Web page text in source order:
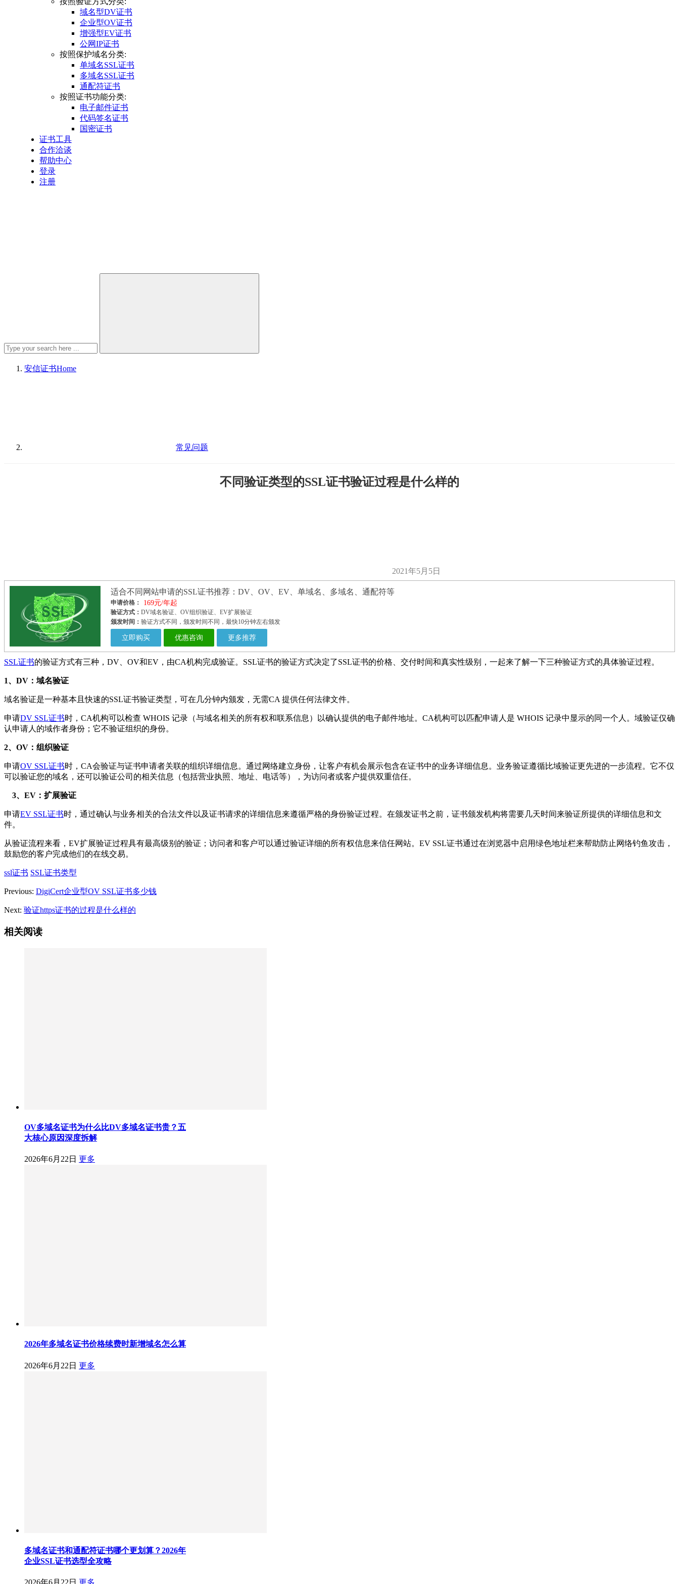
域名型DV证书
企业型OV证书
增强型EV证书
公网IP证书
按照保护域名分类:
单域名SSL证书
多域名SSL证书
通配符证书
按照证书功能分类:
电子邮件证书
代码签名证书
国密证书
证书工具
合作洽谈
帮助中心
登录
注册
安信证书Home
常见问题
不同验证类型的SSL证书验证过程是什么样的
2021年5月5日
适合不同网站申请的SSL证书推荐：DV、OV、EV、单域名、多域名、通配符等
申请价格： 169元/年起
验证方式： DV域名验证、OV组织验证、EV扩展验证
颁发时间： 验证方式不同，颁发时间不同，最快10分钟左右颁发
立即购买 优惠咨询 更多推荐
SSL证书的验证方式有三种，DV、OV和EV，由CA机构完成验证。SSL证书的验证方式决定了SSL证书的价格、交付时间和真实性级别，一起来了解一下三种验证方式的具体验证过程。
1、DV：域名验证
域名验证是一种基本且快速的SSL证书验证类型，可在几分钟内颁发，无需CA 提供任何法律文件。
申请DV SSL证书时，CA机构可以检查 WHOIS 记录（与域名相关的所有权和联系信息）以确认提供的电子邮件地址。CA机构可以匹配申请人是 WHOIS 记录中显示的同一个人。域验证仅确
认申请人的域作者身份；它不验证组织的身份。
2、OV：组织验证
申请OV SSL证书时，CA会验证与证书申请者关联的组织详细信息。通过网络建立身份，让客户有机会展示包含在证书中的业务详细信息。业务验证遵循比域验证更先进的一步流程。它不仅
可以验证您的域名，还可以验证公司的相关信息（包括营业执照、地址、电话等），为访问者或客户提供双重信任。
3、EV：扩展验证
申请EV SSL证书时，通过确认与业务相关的合法文件以及证书请求的详细信息来遵循严格的身份验证过程。在颁发证书之前，证书颁发机构将需要几天时间来验证所提供的详细信息和文
件。
从验证流程来看，EV扩展验证过程具有最高级别的验证；访问者和客户可以通过验证详细的所有权信息来信任网站。EV SSL证书通过在浏览器中启用绿色地址栏来帮助防止网络钓鱼攻击，
鼓励您的客户完成他们的在线交易。
ssl证书 SSL证书类型
Previous: DigiCert企业型OV SSL证书多少钱
Next: 验证https证书的过程是什么样的
相关阅读
OV多域名证书为什么比DV多域名证书贵？五
大核心原因深度拆解
2026年6月22日 更多
2026年多域名证书价格续费时新增域名怎么算
2026年6月22日 更多
多域名证书和通配符证书哪个更划算？2026年
企业SSL证书选型全攻略